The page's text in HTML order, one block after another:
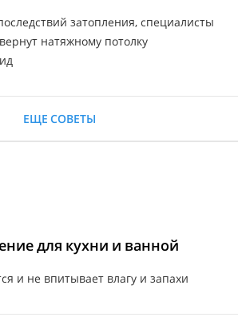
затопления, специалисты
натяжному потолку
ЕЩЕ СОВЕТЫ
для кухни и ванной
и не впитывает влагу и запахи